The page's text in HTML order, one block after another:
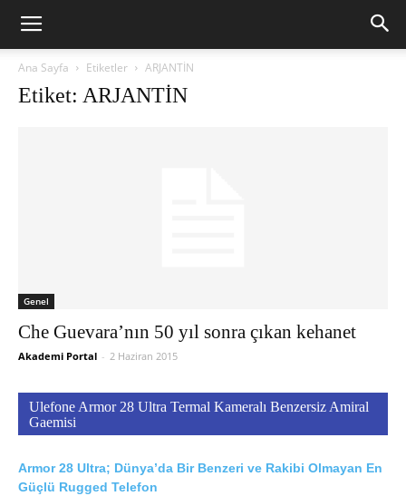
Ana Sayfa Etiketler ARJANTİN
Etiket: ARJANTİN
Genel
Che Guevara’nın 50 yıl sonra çıkan kehanet
Akademi Portal - 2 Haziran 2015
Ulefone Armor 28 Ultra Termal Kameralı Benzersiz Amiral
Gaemisi
Armor 28 Ultra; Dünya’da Bir Benzeri ve Rakibi Olmayan En
Güçlü Rugged Telefon